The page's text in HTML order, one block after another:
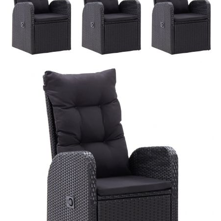
количката" и при поръчка ще можете да изберете броя
вноски на кредита.
Предоставената таблица е с информационна цел.
Добавете продукта в количката си с бутона "Добави в
количката" и при поръчка ще можете да изберете броя
Предоставената таблица е с информационна цел.
Добавете продукта в количката си с бутона "Добави в
количката" и при поръчка ще можете да изберете броя
вноски на кредита.
Когато плащате с NewPay, всъщност NewPay плаща
поръчката Ви вместо Вас. Вие я получавате и
разполагате с три начина да я платите към тях:
Отложено до 30 дни от момента на изпращане на
поръчката без оскъпяване. За покупки на стойност до
400 лв. / €204,52
Плащане на 4 вноски. Заплащате 20% от стойността на
поръчката си на момента с карта. Останалата сума се
разделя на 3 равни месечни вноски без оскъпяване. За
покупки на стойност до 1000 лв. / €511.31